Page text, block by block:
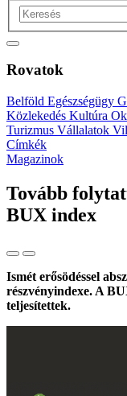
Rovatok
Belföld Egészségügy
Közlekedés Kultúra
Turizmus Vállalatok
Címkék
Magazinok
Tovább
BUX index
Ismét erősödéssel
részvényindexe. A
teljesítettek.